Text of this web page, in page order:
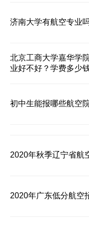
济南大学有航空专业
北京工商大学嘉华学
业好不好？学费多少
初中生能报哪些航空
2020年秋季辽宁省航
2020年广东低分航空